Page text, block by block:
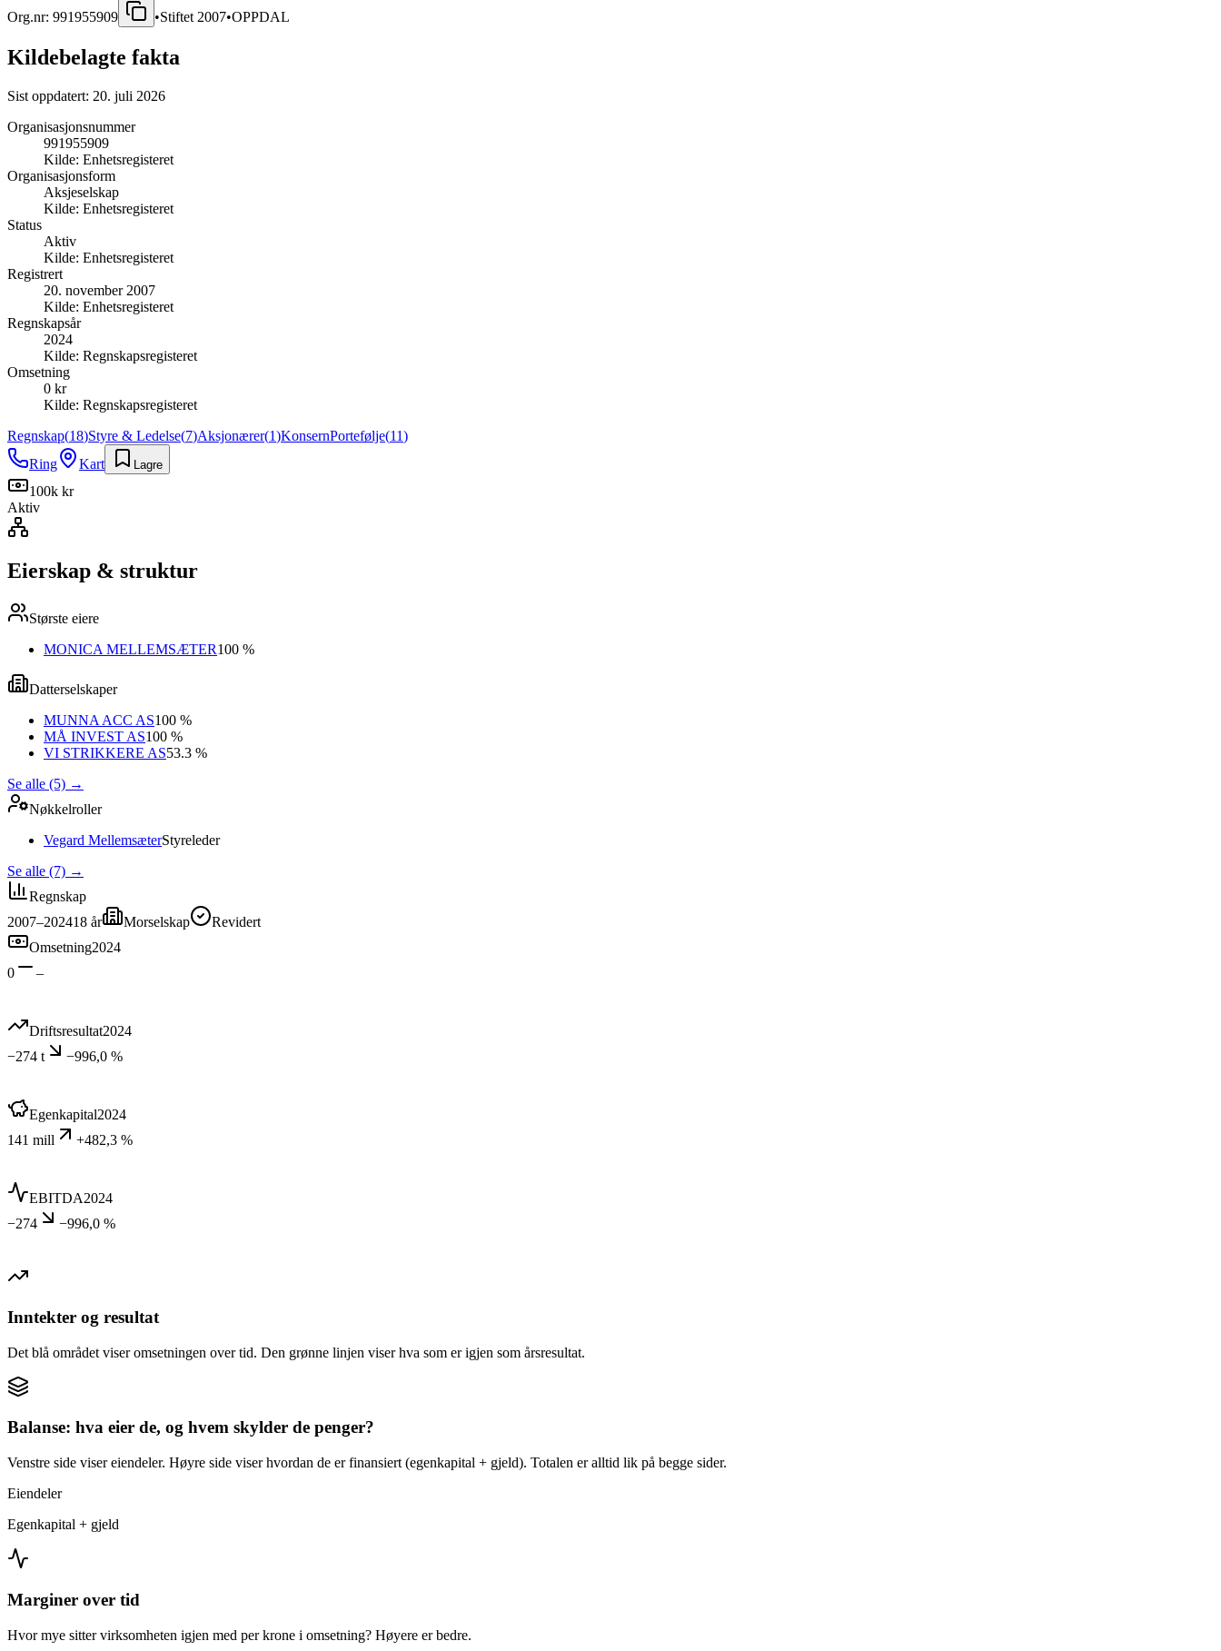
Org.nr: 991955909 •Stiftet 2007•OPPDAL
Kildebelagte fakta
Sist oppdatert: 20. juli 2026
Organisasjonsnummer
991955909
Kilde: Enhetsregisteret
Organisasjonsform
Aksjeselskap
Kilde: Enhetsregisteret
Status
Aktiv
Kilde: Enhetsregisteret
Registrert
20. november 2007
Kilde: Enhetsregisteret
Regnskapsår
2024
Kilde: Regnskapsregisteret
Omsetning
0 kr
Kilde: Regnskapsregisteret
Regnskap(18)Styre & Ledelse(7)Aksjonærer(1)KonsernPortefølje(11)
Ring
Kart Lagre
100k kr
Aktiv
Eierskap & struktur
Største eiere
MONICA MELLEMSÆTER100 %
Datterselskaper
MUNNA ACC AS100 %
MÅ INVEST AS100 %
VI STRIKKERE AS53.3 %
Se alle (5) →
Nøkkelroller
Vegard MellemsæterStyreleder
Se alle (7) →
Regnskap
2007–202418 år Morselskap
Revidert
Omsetning2024
0
–
Driftsresultat2024
−274 t
−996,0 %
Egenkapital2024
141 mill
+482,3 %
EBITDA2024
−274
−996,0 %
Inntekter og resultat
Det blå området viser omsetningen over tid. Den grønne linjen viser hva som er igjen som årsresultat.
Balanse: hva eier de, og hvem skylder de penger?
Venstre side viser eiendeler. Høyre side viser hvordan de er finansiert (egenkapital + gjeld). Totalen er alltid lik på begge sider.
Eiendeler
Egenkapital + gjeld
Marginer over tid
Hvor mye sitter virksomheten igjen med per krone i omsetning? Høyere er bedre.